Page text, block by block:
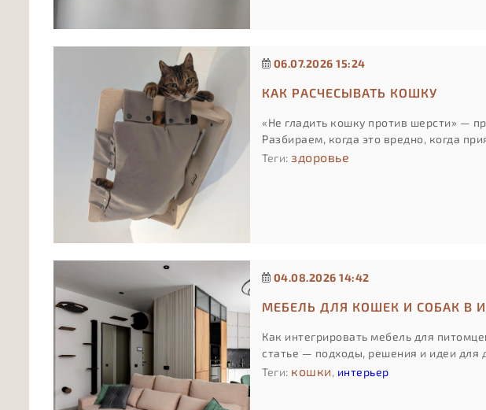
06.07.2026 15:24
КАК РАСЧЕСЫВАТЬ КОШКУ
«Не гладить кошку против шерсти» —
Разбираем, когда это вредно, когда
Теги: здоровье
04.08.2026 14:42
МЕБЕЛЬ ДЛЯ КОШЕК И СОБАК В
Как интегрировать мебель для
статье — подходы, решения и идеи для
Теги: кошки, интерьер